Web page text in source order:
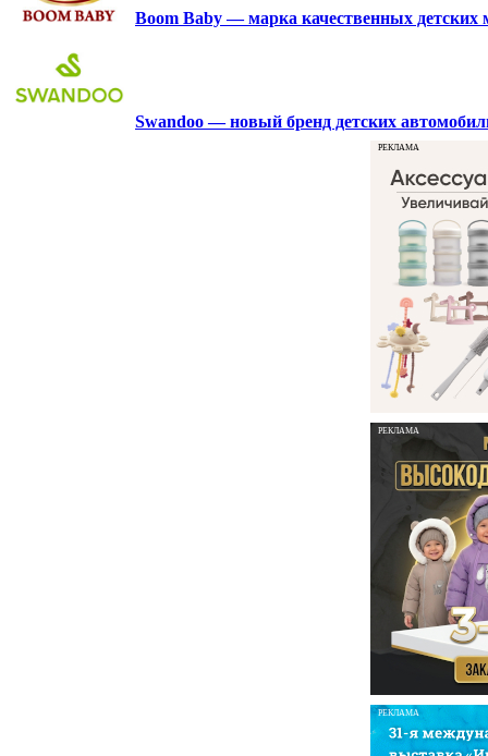
Boom Baby — марка качественных детских
Swandoo — новый бренд детских
РЕКЛАМА
РЕКЛАМА
РЕКЛАМА